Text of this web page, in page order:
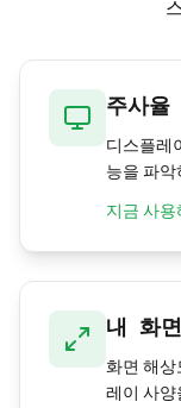
주사율
디스플레
능을 파악
지금 사용
내 화
화면 해
레이 사양